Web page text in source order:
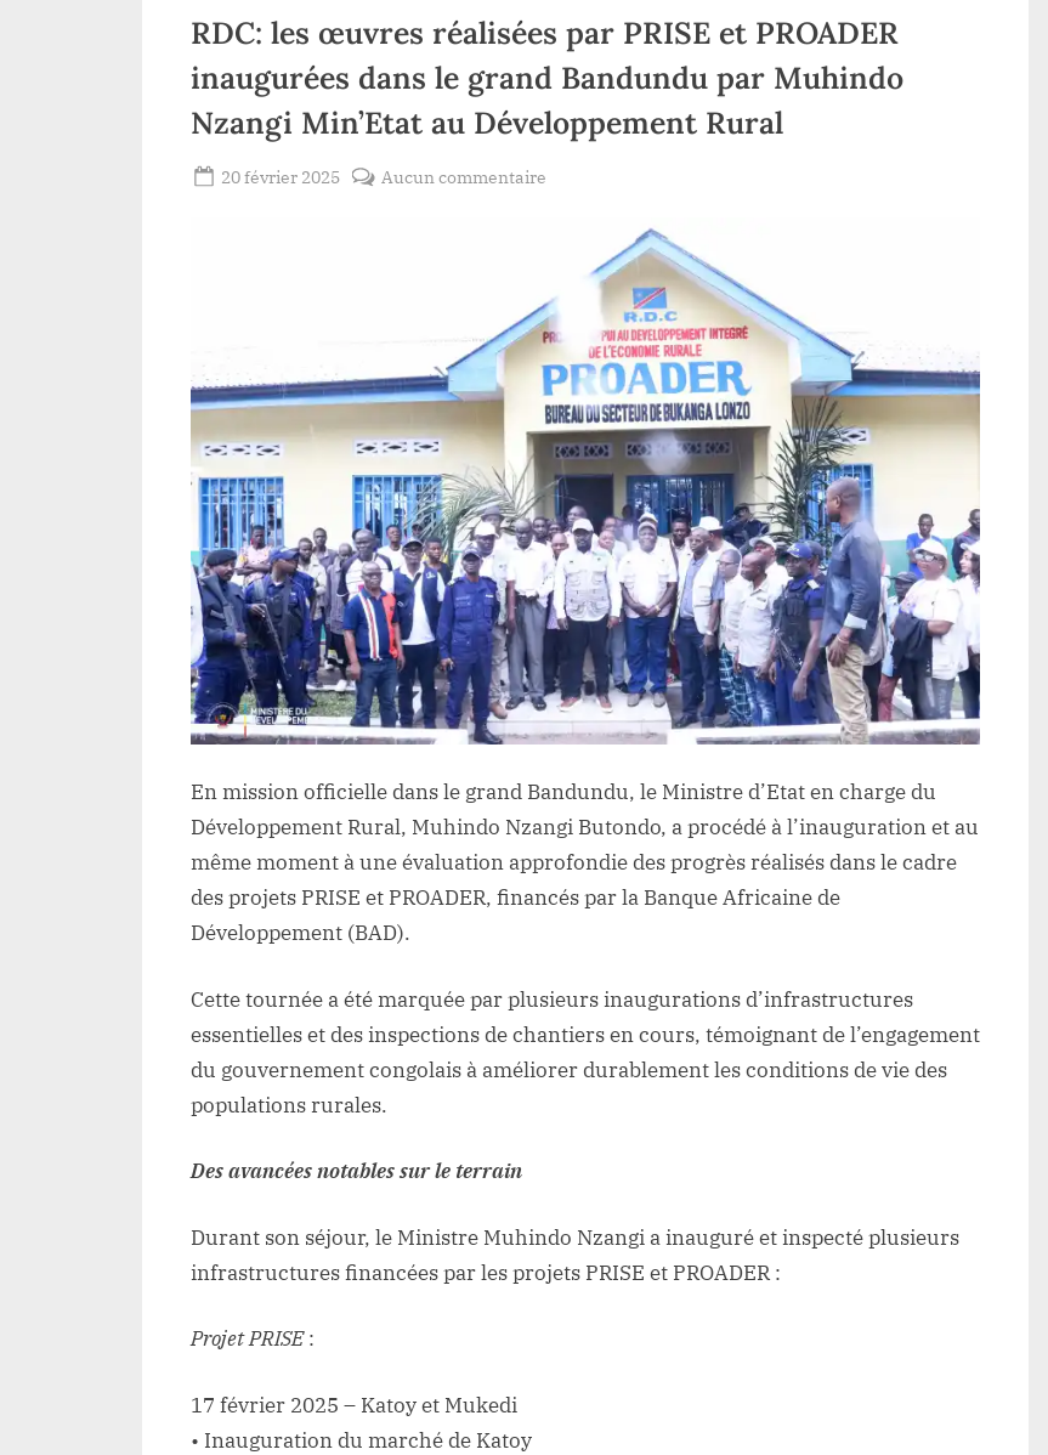
RDC: les œuvres réalisées par PRISE et PROADER
inaugurées dans le grand Bandundu par Muhindo
Nzangi Min’Etat au Développement Rural
Posted
20 février 2025
Aucun commentaire
œuvres
réalisées
par
PRISE
et
PROADER
inaugurées
dans
le
grand
Bandundu
par
Muhindo
Nzangi
Min’Etat
au
Développement
Rural
En mission officielle dans le grand Bandundu, le Ministre d’Etat en charge du
Développement Rural, Muhindo Nzangi Butondo, a procédé à l’inauguration et au
même moment à une évaluation approfondie des progrès réalisés dans le cadre
des projets PRISE et PROADER, financés par la Banque Africaine de
Développement (BAD).
Cette tournée a été marquée par plusieurs inaugurations d’infrastructures
essentielles et des inspections de chantiers en cours, témoignant de l’engagement
du gouvernement congolais à améliorer durablement les conditions de vie des
populations rurales.
Des avancées notables sur le terrain
Durant son séjour, le Ministre Muhindo Nzangi a inauguré et inspecté plusieurs
infrastructures financées par les projets PRISE et PROADER :
Projet PRISE:
17 février 2025 – Katoy et Mukedi
• Inauguration du marché de Katoy